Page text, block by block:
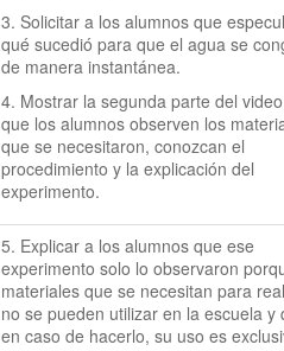
3. Solicitar a los alumnos que
qué sucedió para que el agua se
de manera instantánea.
4. Mostrar la segunda parte del
que los alumnos observen los
que se necesitaron, conozcan el
procedimiento y la explicación del
experimento.
5. Explicar a los alumnos que ese
experimento solo lo observaron
materiales que se necesitan para
no se pueden utilizar en la escuela y
en caso de hacerlo, su uso es